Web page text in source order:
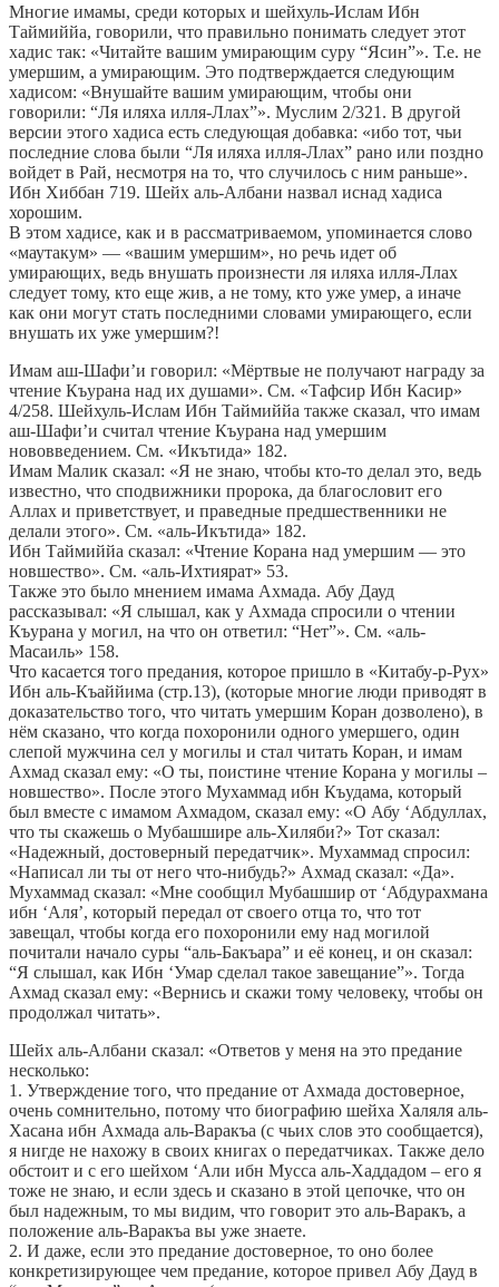
Многие имамы, среди которых и шейхуль-Ислам Ибн
Таймиййа, говорили, что правильно понимать следует этот
хадис так: «Читайте вашим умирающим суру “Ясин”». Т.е. не
умершим, а умирающим. Это подтверждается следующим
хадисом: «Внушайте вашим умирающим, чтобы они
говорили: “Ля иляха илля-Ллах”». Муслим 2/321. В другой
версии этого хадиса есть следующая добавка: «ибо тот, чьи
последние слова были “Ля иляха илля-Ллах” рано или поздно
войдет в Рай, несмотря на то, что случилось с ним раньше».
Ибн Хиббан 719. Шейх аль-Албани назвал иснад хадиса
хорошим.
В этом хадисе, как и в рассматриваемом, упоминается слово
«маутакум» — «вашим умершим», но речь идет об
умирающих, ведь внушать произнести ля иляха илля-Ллах
следует тому, кто еще жив, а не тому, кто уже умер, а иначе
как они могут стать последними словами умирающего, если
внушать их уже умершим?!
Имам аш-Шафи’и говорил: «Мёртвые не получают награду за
чтение Къурана над их душами». См. «Тафсир Ибн Касир»
4/258. Шейхуль-Ислам Ибн Таймиййа также сказал, что имам
аш-Шафи’и считал чтение Къурана над умершим
нововведением. См. «Икътида» 182.
Имам Малик сказал: «Я не знаю, чтобы кто-то делал это, ведь
известно, что сподвижники пророка, да благословит его
Аллах и приветствует, и праведные предшественники не
делали этого». См. «аль-Икътида» 182.
Ибн Таймиййа сказал: «Чтение Корана над умершим — это
новшество». См. «аль-Ихтиярат» 53.
Также это было мнением имама Ахмада. Абу Дауд
рассказывал: «Я слышал, как у Ахмада спросили о чтении
Къурана у могил, на что он ответил: “Нет”». См. «аль-
Масаиль» 158.
Что касается того предания, которое пришло в «Китабу-р-Рух»
Ибн аль-Къаййима (стр.13), (которые многие люди приводят в
доказательство того, что читать умершим Коран дозволено), в
нём сказано, что когда похоронили одного умершего, один
слепой мужчина сел у могилы и стал читать Коран, и имам
Ахмад сказал ему: «О ты, поистине чтение Корана у могилы –
новшество». После этого Мухаммад ибн Къудама, который
был вместе с имамом Ахмадом, сказал ему: «О Абу ‘Абдуллах,
что ты скажешь о Мубашшире аль-Хиляби?» Тот сказал:
«Надежный, достоверный передатчик». Мухаммад спросил:
«Написал ли ты от него что-нибудь?» Ахмад сказал: «Да».
Мухаммад сказал: «Мне сообщил Мубашшир от ‘Абдурахмана
ибн ‘Аля’, который передал от своего отца то, что тот
завещал, чтобы когда его похоронили ему над могилой
почитали начало суры “аль-Бакъара” и её конец, и он сказал:
“Я слышал, как Ибн ‘Умар сделал такое завещание”». Тогда
Ахмад сказал ему: «Вернись и скажи тому человеку, чтобы он
продолжал читать».
Шейх аль-Албани сказал: «Ответов у меня на это предание
несколько:
1. Утверждение того, что предание от Ахмада достоверное,
очень сомнительно, потому что биографию шейха Халяля аль-
Хасана ибн Ахмада аль-Варакъа (с чьих слов это сообщается),
я нигде не нахожу в своих книгах о передатчиках. Также дело
обстоит и с его шейхом ‘Али ибн Мусса аль-Хаддадом – его я
тоже не знаю, и если здесь и сказано в этой цепочке, что он
был надежным, то мы видим, что говорит это аль-Варакъ, а
положение аль-Варакъа вы уже знаете.
2. И даже, если это предание достоверное, то оно более
конкретизирующее чем предание, которое привел Абу Дауд в